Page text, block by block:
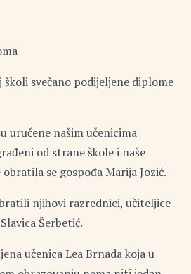
školi svečano podijeljene diplome
uručene našim učenicima
od strane škole i naše
se gospođa Marija Jozić.
njihovi razrednici, učiteljice
Šerbetić.
učenica Lea Brnada koja u